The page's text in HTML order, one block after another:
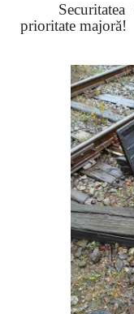
prioritate majoră!